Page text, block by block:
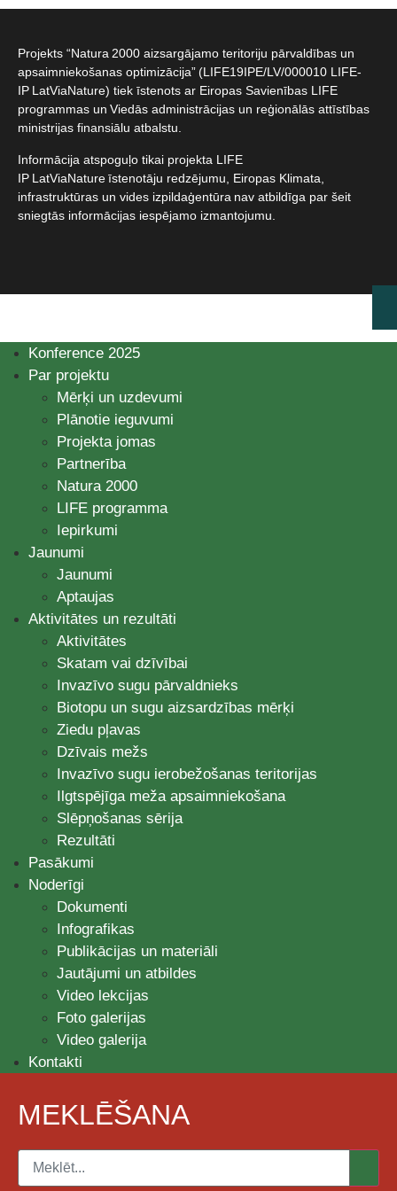
Projekts “Natura 2000 aizsargājamo teritoriju pārvaldības un
apsaimniekošanas optimizācija” (LIFE19IPE/LV/000010 LIFE-
IP LatViaNature) tiek īstenots ar Eiropas Savienības LIFE
programmas un Viedās administrācijas un reģionālās attīstības
ministrijas finansiālu atbalstu.​
Informācija atspoguļo tikai projekta LIFE
IP LatViaNature īstenotāju redzējumu, Eiropas Klimata,
infrastruktūras un vides izpildaģentūra nav atbildīga par šeit
sniegtās informācijas iespējamo izmantojumu.​
Konference 2025
Par projektu
Mērķi un uzdevumi
Plānotie ieguvumi
Projekta jomas
Partnerība
Natura 2000
LIFE programma
Iepirkumi
Jaunumi
Jaunumi
Aptaujas
Aktivitātes un rezultāti
Aktivitātes
Skatam vai dzīvībai
Invazīvo sugu pārvaldnieks
Biotopu un sugu aizsardzības mērķi
Ziedu pļavas
Dzīvais mežs
Invazīvo sugu ierobežošanas teritorijas
Ilgtspējīga meža apsaimniekošana
Slēpņošanas sērija
Rezultāti
Pasākumi
Noderīgi
Dokumenti
Infografikas
Publikācijas un materiāli
Jautājumi un atbildes
Video lekcijas
Foto galerijas
Video galerija
Kontakti
MEKLĒŠANA